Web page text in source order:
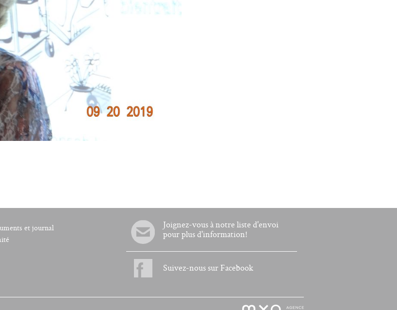
et journal
Joignez-vous à notre liste d'envoi
pour plus d'information!
Suivez-nous sur Facebook